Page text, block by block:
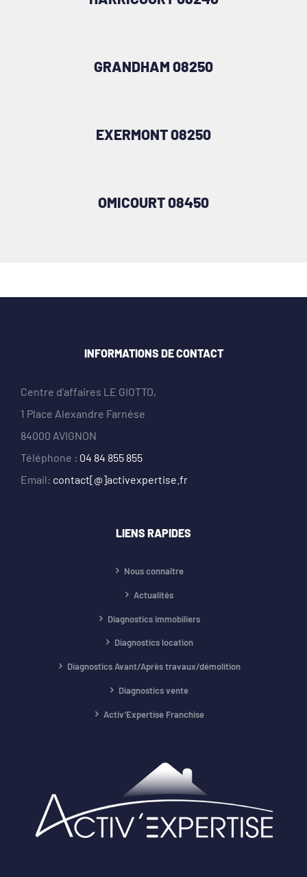
GRANDHAM 08250
EXERMONT 08250
OMICOURT 08450
INFORMATIONS DE CONTACT
Centre d’affaires LE GIOTTO,
1 Place Alexandre Farnése
84000 AVIGNON
Téléphone : 04 84 855 855
Email: contact[@]activexpertise.fr
LIENS RAPIDES
Nous connaître
Actualités
Diagnostics immobiliers
Diagnostics location
Diagnostics Avant/Après travaux/démolition
Diagnostics vente
Activ’Expertise Franchise